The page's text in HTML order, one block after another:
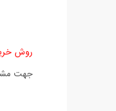
روش
جهت